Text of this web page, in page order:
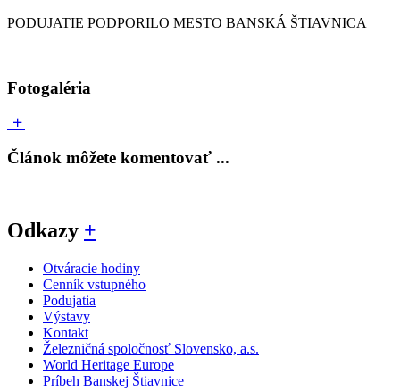
PODUJATIE PODPORILO MESTO BANSKÁ ŠTIAVNICA
Fotogaléria
Článok môžete komentovať ...
Odkazy +
Otváracie hodiny
Cenník vstupného
Podujatia
Výstavy
Kontakt
Železničná spoločnosť Slovensko, a.s.
World Heritage Europe
Príbeh Banskej Štiavnice